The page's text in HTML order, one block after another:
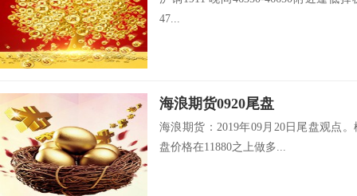
47...
海浪期货0920尾盘
海浪期货：2019年09月20日尾盘观点
盘价格在11880之上做多...